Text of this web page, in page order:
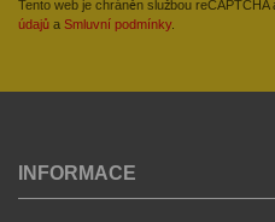
Tento web je chráněn službou reCAPTCHA
údajů a Smluvní podmínky.
INFORMACE